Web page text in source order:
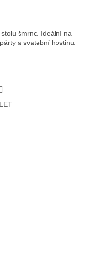
šmrnc. Ideální na
a svatební hostinu.